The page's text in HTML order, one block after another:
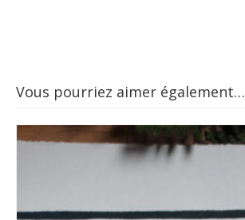
Vous pourriez aimer également…